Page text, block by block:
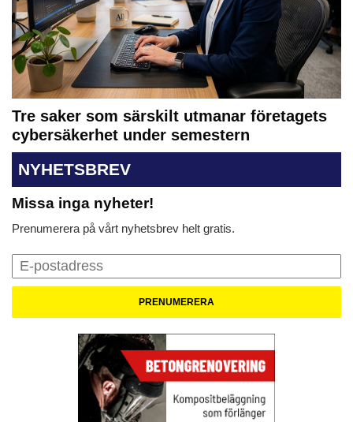
Tre saker som särskilt utmanar företagets
cybersäkerhet under semestern
NYHETSBREV
Missa inga nyheter!
Prenumerera på vårt nyhetsbrev helt gratis.